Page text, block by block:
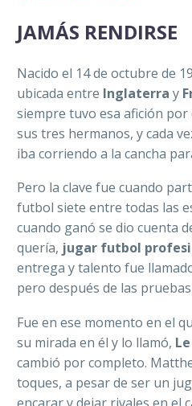
JAMÁS RENDIRSE
Nacido el 14 de octubre de
ubicada entre Inglaterra y
siempre tuvo esa afición
sus tres hermanos, y cada
iba corriendo a la cancha
Pero la clave fue cuando
futbol siete entre todas las
cuando ganó se dio cuenta
quería, jugar futbol
entrega y talento fue
pero después de las
Fue en ese momento en el
su mirada en él y lo llamó,
cambió por completo.
toques, a pesar de ser un